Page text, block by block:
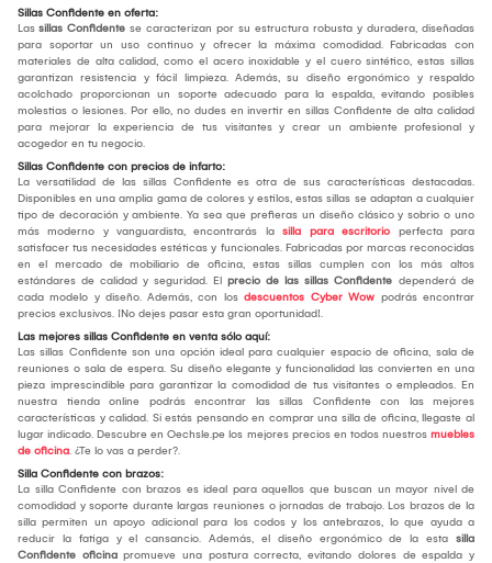
Sillas Confidente en oferta:
Las sillas Confidente se caracterizan por su estructura robusta y duradera, diseñadas
para soportar un uso continuo y ofrecer la máxima comodidad. Fabricadas con
materiales de alta calidad, como el acero inoxidable y el cuero sintético, estas sillas
garantizan resistencia y fácil limpieza. Además, su diseño ergonómico y respaldo
acolchado proporcionan un soporte adecuado para la espalda, evitando posibles
molestias o lesiones. Por ello, no dudes en invertir en sillas Confidente de alta calidad
para mejorar la experiencia de tus visitantes y crear un ambiente profesional y
acogedor en tu negocio.
Sillas Confidente con precios de infarto:
La versatilidad de las sillas Confidente es otra de sus características destacadas.
Disponibles en una amplia gama de colores y estilos, estas sillas se adaptan a cualquier
tipo de decoración y ambiente. Ya sea que prefieras un diseño clásico y sobrio o uno
más moderno y vanguardista, encontrarás la silla para escritorio perfecta para
satisfacer tus necesidades estéticas y funcionales. Fabricadas por marcas reconocidas
en el mercado de mobiliario de oficina, estas sillas cumplen con los más altos
estándares de calidad y seguridad. El precio de las sillas Confidente dependerá de
cada modelo y diseño. Además, con los descuentos Cyber Wow podrás encontrar
precios exclusivos. ¡No dejes pasar esta gran oportunidad!.
Las mejores sillas Confidente en venta sólo aquí:
Las sillas Confidente son una opción ideal para cualquier espacio de oficina, sala de
reuniones o sala de espera. Su diseño elegante y funcionalidad las convierten en una
pieza imprescindible para garantizar la comodidad de tus visitantes o empleados. En
nuestra tienda online podrás encontrar las sillas Confidente con las mejores
características y calidad. Si estás pensando en comprar una silla de oficina, llegaste al
lugar indicado. Descubre en Oechsle.pe los mejores precios en todos nuestros muebles
de oficina. ¿Te lo vas a perder?.
Silla Confidente con brazos:
La silla Confidente con brazos es ideal para aquellos que buscan un mayor nivel de
comodidad y soporte durante largas reuniones o jornadas de trabajo. Los brazos de la
silla permiten un apoyo adicional para los codos y los antebrazos, lo que ayuda a
reducir la fatiga y el cansancio. Además, el diseño ergonómico de la esta silla
Confidente oficina promueve una postura correcta, evitando dolores de espalda y